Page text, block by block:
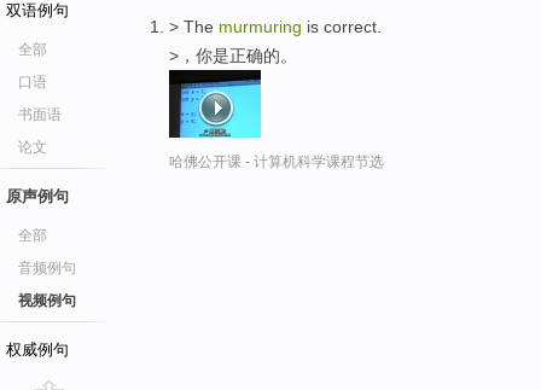
双语例句
全部
口语
书面语
论文
原声例句
全部
音频例句
视频例句
权威例句
> The murmuring is correct.
>，你是正确的。
哈佛公开课 - 计算机科学课程节选